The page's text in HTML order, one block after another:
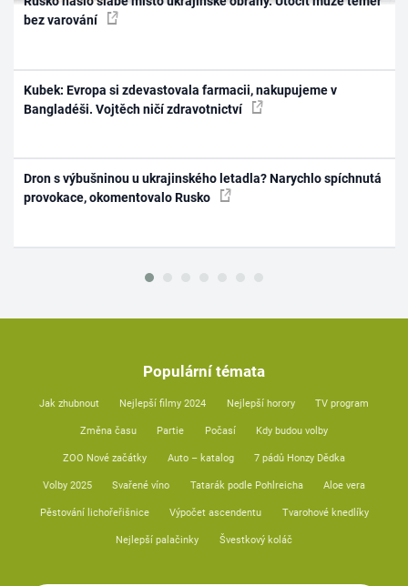
bez varování
Kubek: Evropa si zdevastovala farmacii, nakupujeme v
Bangladéši. Vojtěch ničí zdravotnictví
Dron s výbušninou u ukrajinského letadla? Narychlo spíchnutá
provokace, okomentovalo Rusko
Populární témata
Jak zhubnout Nejlepší filmy 2024 Nejlepší horory TV program
Změna času Partie Počasí Kdy budou volby
ZOO Nové začátky Auto – katalog 7 pádů Honzy Dědka
Volby 2025 Svařené víno Tatarák podle Pohlreicha Aloe vera
Pěstování lichořeřišnice Výpočet ascendentu Tvarohové knedlíky
Nejlepší palačinky Švestkový koláč